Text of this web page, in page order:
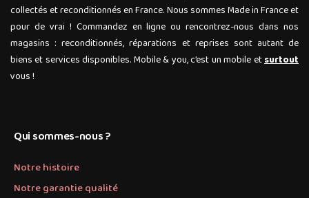
collectés et reconditionnés en France. Nous sommes Made in France et
pour de vrai ! Commandez en ligne ou rencontrez-nous dans nos
magasins : reconditionnés, réparations et reprises sont autant de
biens et services disponibles. Mobile & you, c’est un mobile etsurtout
vous !
Qui sommes-nous ?
Notre histoire
Notre garantie qualité